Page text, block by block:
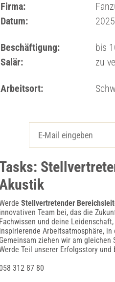
Firma:
Datum:
Beschäftigung:
bis
Salär:
zu
Arbeitsort:
Stellvertretender
innovativen Team bei, das die
Fachwissen und deine
inspirierende Arbeitsatmosphäre,
Gemeinsam ziehen wir am
Teil unserer Erfolgsstory
058 312 87 80